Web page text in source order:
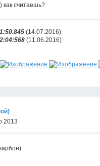
считаешь?
1:50.845 (14.07.2016)
2:04:568 (11.06.2016)
2013